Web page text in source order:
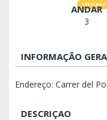
VER PLANO
ANDAR
3
INFORMAÇÃO
Endereço: Carrer del
DESCRIÇAO